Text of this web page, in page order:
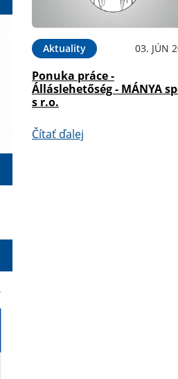
Aktuality 03. JÚN
Ponuka práce -
Álláslehetőség - MÁNYA
s r.o.
Čítať ďalej